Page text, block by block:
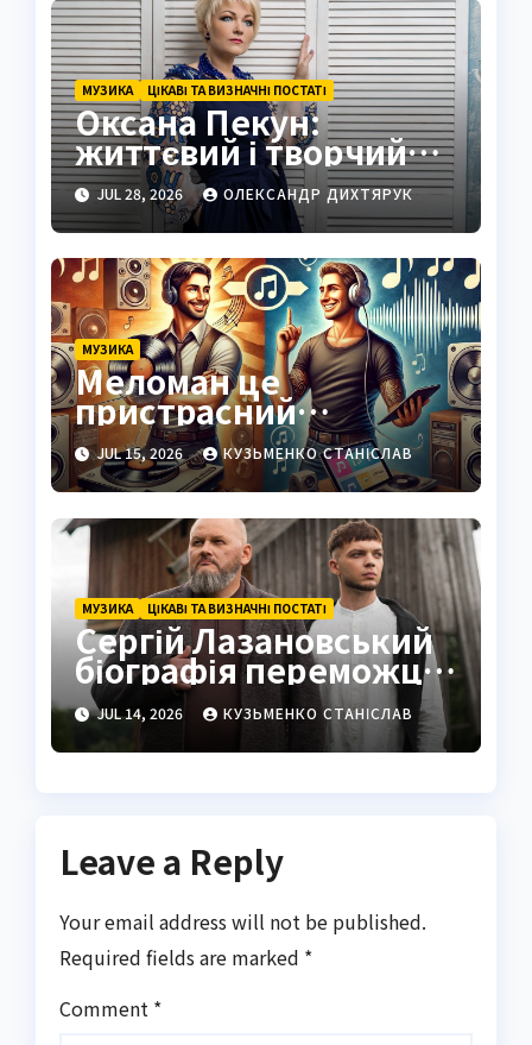
МУЗИКА ЦІКАВІ ТА ВИЗНАЧНІ ПОСТАТІ
Оксана Пекун:
життєвий і творчий
шлях
JUL 28, 2026 ОЛЕКСАНДР ДИХТЯРУК
МУЗИКА
Меломан це
пристрасний
поціновувач музики:
від коренів до
сучасності
JUL 15, 2026 КУЗЬМЕНКО СТАНІСЛАВ
МУЗИКА ЦІКАВІ ТА ВИЗНАЧНІ ПОСТАТІ
Сергій Лазановський
біографія переможця
«Голосу країни» та
митця з карпатським
серцем
JUL 14, 2026 КУЗЬМЕНКО СТАНІСЛАВ
Leave a Reply
Your email address will not be published.
Required fields are marked *
Comment *